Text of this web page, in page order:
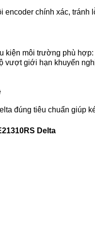
chính xác, tránh
kiện môi trường phù hợp:
vượt giới hạn khuyến
đúng tiêu chuẩn giúp
Delta